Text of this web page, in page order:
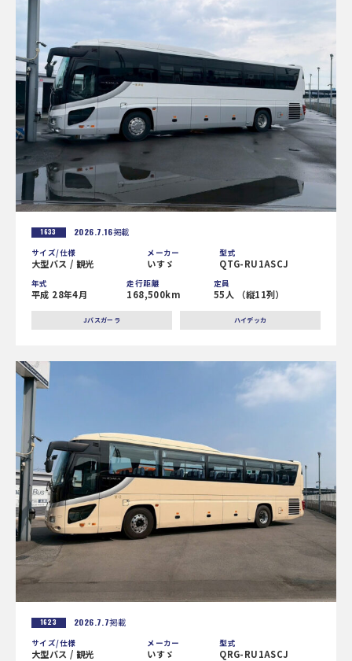
1633 2026.7.16掲載
サイズ/仕様
大型バス / 観光
メーカー
いすゞ
型式
QTG-RU1ASCJ
年式
平成 28年4月
走行距離
168,500km
定員
55人 （縦11列）
Jバスガーラ ハイデッカ
1623 2026.7.7掲載
サイズ/仕様
大型バス / 観光
メーカー
いすゞ
型式
QRG-RU1ASCJ